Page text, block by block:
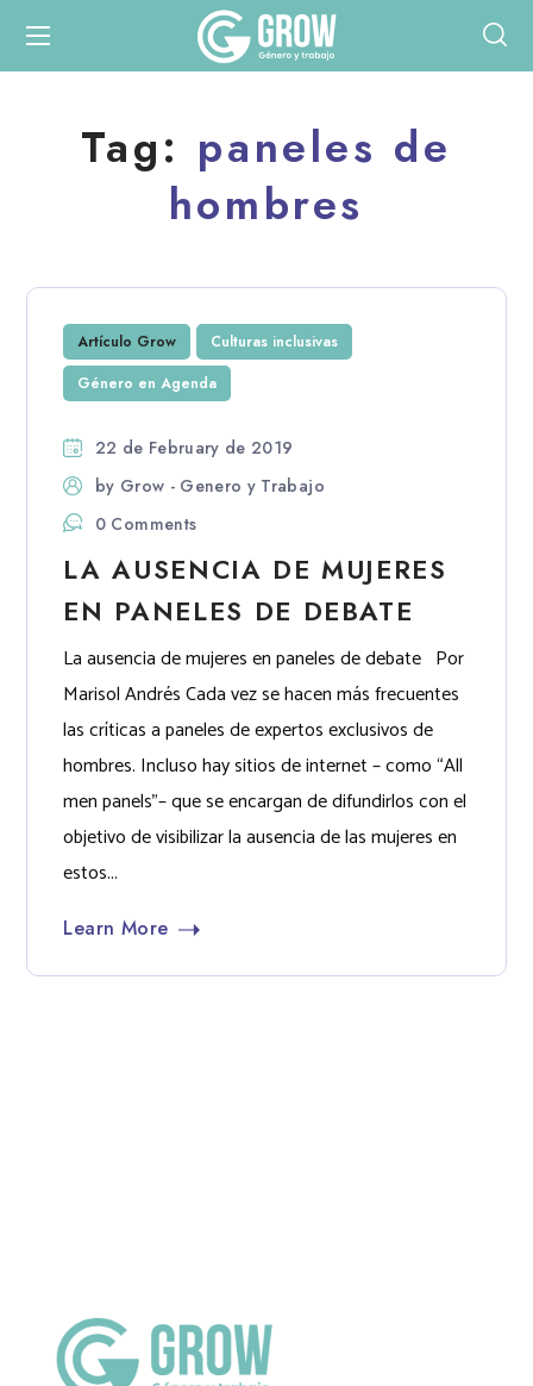
Tag: paneles de
hombres
Artículo Grow
Culturas inclusivas
Género en Agenda
22 de February de 2019
by Grow - Genero y Trabajo
0 Comments
LA AUSENCIA DE MUJERES
EN PANELES DE DEBATE
La ausencia de mujeres en paneles de debate Por
Marisol Andrés Cada vez se hacen más frecuentes
las críticas a paneles de expertos exclusivos de
hombres. Incluso hay sitios de internet – como “All
men panels”– que se encargan de difundirlos con el
objetivo de visibilizar la ausencia de las mujeres en
estos...
Learn More